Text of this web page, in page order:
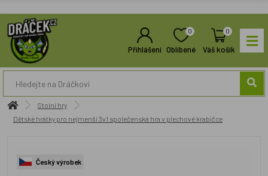
Přihlášení
0
Oblíbené
0
Váš košík
Stolní hry
Dětské hrátky pro nejmenší 3v1 společenská hra v plechové krabičce
Český výrobek